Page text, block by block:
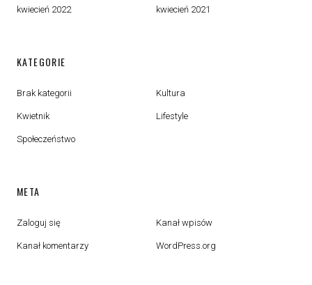
kwiecień 2022 kwiecień 2021
KATEGORIE
Brak kategorii Kultura
Kwietnik Lifestyle
Społeczeństwo
META
Zaloguj się Kanał wpisów
Kanał komentarzy WordPress.org